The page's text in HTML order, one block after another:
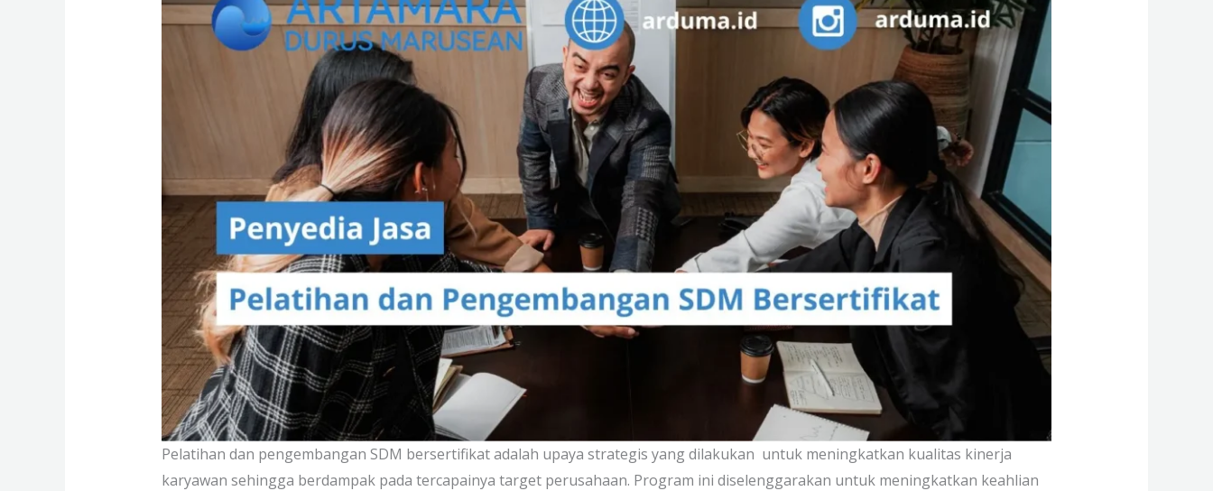
Pelatihan dan pengembangan SDM bersertifikat adalah upaya strategis yang dilakukan untuk meningkatkan kualitas kinerja
karyawan sehingga berdampak pada tercapainya target perusahaan. Program ini diselenggarakan untuk meningkatkan keahlian